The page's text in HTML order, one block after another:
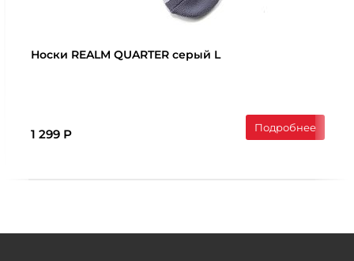
Носки REALM QUARTER серый L
1 299 Р Подробнее